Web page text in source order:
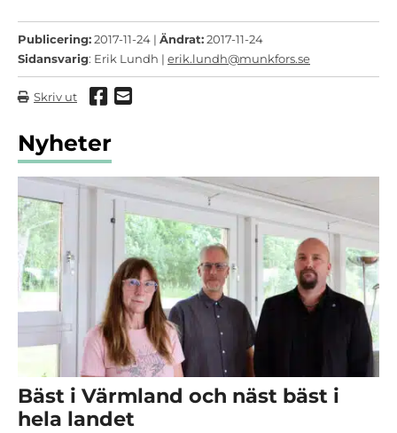
Publicering:2017-11-24 | Ändrat:2017-11-24
Sidansvarig: Erik Lundh | erik.lundh@munkfors.se
Skriv ut Dela via Facebook
Dela via mail
Nyheter
Bäst i Värmland och näst bäst i
hela landet